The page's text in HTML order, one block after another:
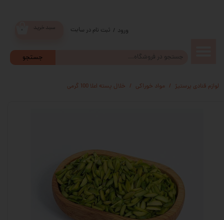
جستجو
سبد خرید ورود / ثبت نام در سایت
سفارشات
خروج از
حساب
کاربری
لوازم قنادی پرستیژ مواد خوراکی خلال پسته اعلا 100 گرمی